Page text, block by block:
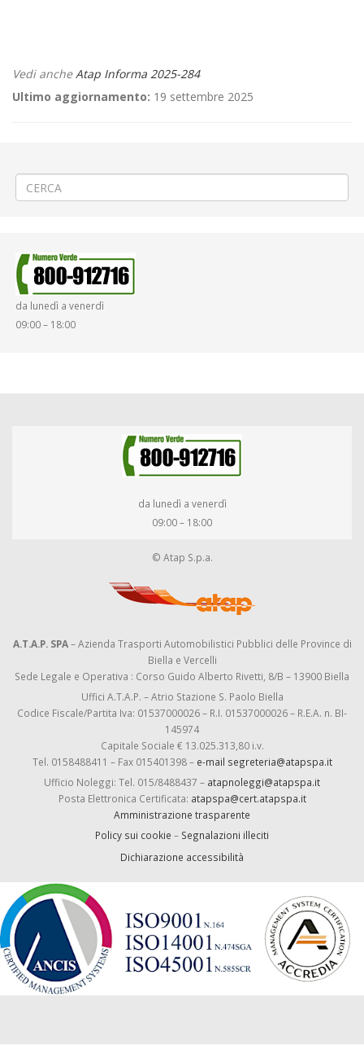
Vedi ancheAtap Informa 2025-284
Ultimo aggiornamento: 19 settembre 2025
da lunedì a venerdì
09:00 – 18:00
da lunedì a venerdì
09:00 – 18:00
© Atap S.p.a.
A.T.A.P. SPA– Azienda Trasporti Automobilistici Pubblici delle Province di
Biella e Vercelli
Sede Legale e Operativa : Corso Guido Alberto Rivetti, 8/B – 13900 Biella
Uffici A.T.A.P. – Atrio Stazione S. Paolo Biella
Codice Fiscale/Partita Iva: 01537000026 – R.I. 01537000026 – R.E.A. n. BI-
145974
Capitale Sociale € 13.025.313,80 i.v.
Tel. 0158488411 – Fax 015401398 – e-mail segreteria@atapspa.it
Ufficio Noleggi: Tel. 015/8488437 – atapnoleggi@atapspa.it
Posta Elettronica Certificata: atapspa@cert.atapspa.it
Amministrazione trasparente
Policy sui cookie – Segnalazioni illeciti
Dichiarazione accessibilità